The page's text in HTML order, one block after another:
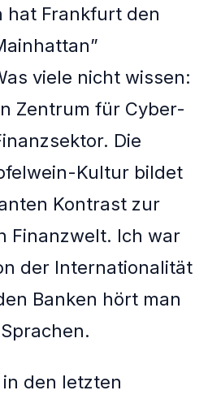
hat Frankfurt den
viele nicht wissen:
Zentrum für Cyber-
Die
Kultur bildet
Kontrast zur
Finanzwelt. Ich war
der Internationalität
Banken hört man
den letzten